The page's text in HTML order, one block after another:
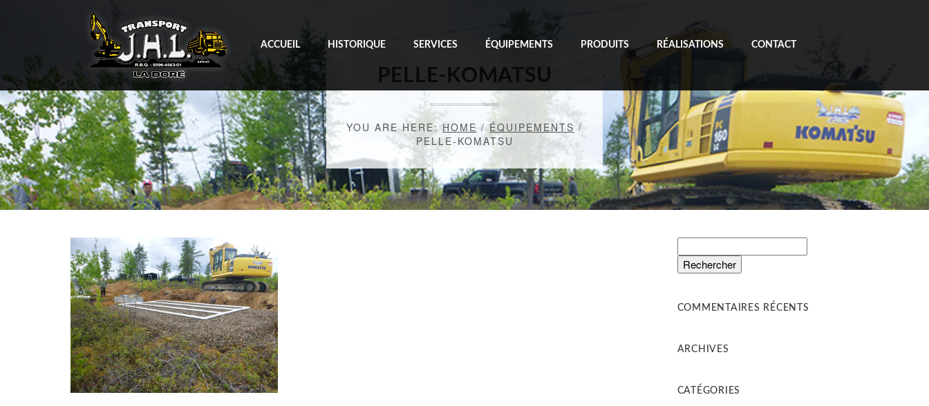
ACCUEIL HISTORIQUE SERVICES ÉQUIPEMENTS PRODUITS RÉALISATIONS CONTACT
PELLE-KOMATSU
YOU ARE HERE:HOME /ÉQUIPEMENTS/
PELLE-KOMATSU
COMMENTAIRES RÉCENTS
ARCHIVES
CATÉGORIES